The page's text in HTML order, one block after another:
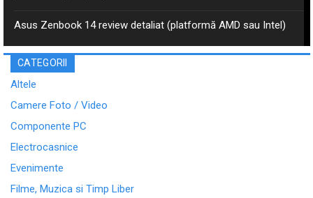
Asus Zenbook 14 review detaliat (platformă AMD sau Intel)
CATEGORII
Altele
Camere Foto / Video
Componente PC
Electrocasnice
Evenimente
Filme, Muzica si Timp Liber